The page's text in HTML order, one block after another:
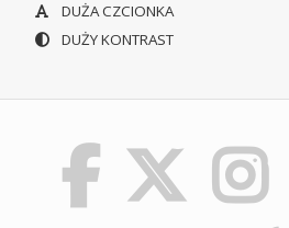
DUŻA CZCIONKA
DUŻY KONTRAST